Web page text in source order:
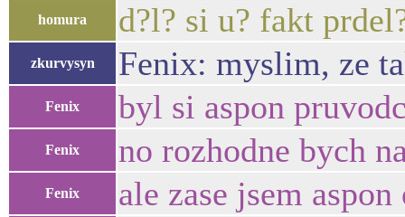
homura d?l? si u? fakt
zkurvysyn Fenix: myslim, ze
Fenix byl si aspon
Fenix no rozhodne bych
Fenix ale zase jsem